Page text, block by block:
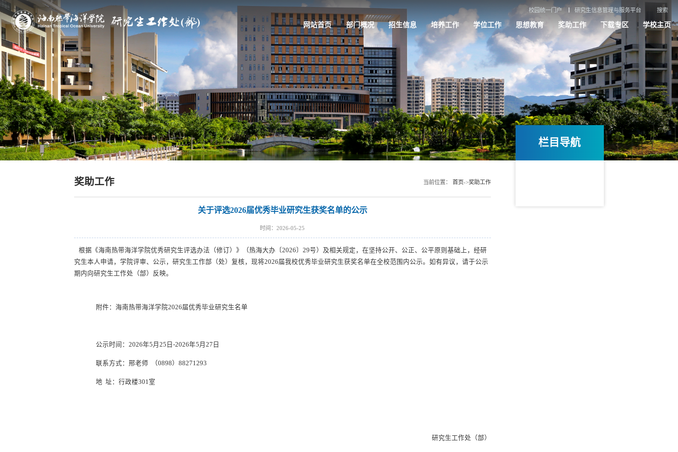
校园统一门户 研究生信息管理与服务平台 搜索
网站首页 部门概况 招生信息 培养工作 学位工作 思想教育 奖助工作 下载专区 学校主页
栏目导航
奖助工作 当前位置： 首页->奖助工作
关于评选2026届优秀毕业研究生获奖名单的公示
时间：2026-05-25
根据《海南热带海洋学院优秀研究生评选办法（修订）》（热海大办〔2026〕29号）及相关规定，在坚持公开、公正、公平原则基础上，经研
究生本人申请，学院评审、公示，研究生工作部（处）复核，现将2026届我校优秀毕业研究生获奖名单在全校范围内公示。如有异议，请于公示
期内向研究生工作处（部）反映。
附件：海南热带海洋学院2026届优秀毕业研究生名单
公示时间：2026年5月25日-2026年5月27日
联系方式：邢老师 （0898）88271293
地 址：行政楼301室
研究生工作处（部）